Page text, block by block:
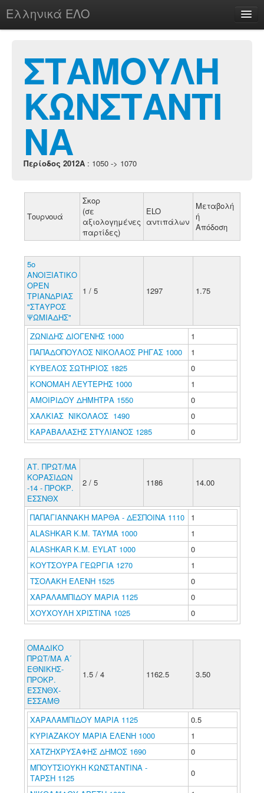
Ελληνικά ΕΛΟ
chesstu.be @ discord
Login
ΣΤΑΜΟΥΛΗ
ΚΩΝΣΤΑΝΤΙ
ΝΑ
Περίοδος 2012A : 1050 -> 1070
Τουρνουά
Σκορ
(σε
αξιολογημένες
παρτίδες)
ELO
αντιπάλων
Μεταβολή
ή
Απόδοση
5ο
ΑΝΟΙΞΙΑΤΙΚΟ
ΟΡΕΝ
ΤΡΙΑΝΔΡΙΑΣ
"ΣΤΑΥΡΟΣ
ΨΩΜΙΑΔΗΣ"
1 / 5 1297 1.75
ΖΩΝΙΔΗΣ ΔΙΟΓΕΝΗΣ 1000
1
ΠΑΠΑΔΟΠΟΥΛΟΣ ΝΙΚΟΛΑΟΣ ΡΗΓΑΣ 1000
1
ΚΥΒΕΛΟΣ ΣΩΤΗΡΙΟΣ 1825
0
ΚΟΝΟΜΑΗ ΛΕΥΤΕΡΗΣ 1000
1
ΑΜΟΙΡΙΔΟΥ ΔΗΜΗΤΡΑ 1550
0
ΧΑΛΚΙΑΣ ΝΙΚΟΛΑΟΣ 1490
0
ΚΑΡΑΒΑΛΑΣΗΣ ΣΤΥΛΙΑΝΟΣ 1285
0
ΑΤ. ΠΡΩΤ/ΜΑ
ΚΟΡΑΣΙΔΩΝ
-14 - ΠΡΟΚΡ.
ΕΣΣΝΘΧ
2 / 5 1186 14.00
ΠΑΠΑΓΙΑΝΝΑΚΗ ΜΑΡΘΑ - ΔΕΣΠΟΙΝΑ 1110
1
ALASHKAR K.M. TAYMA 1000
1
ALASHKAR K.M. EYLAT 1000
0
ΚΟΥΤΣΟΥΡΑ ΓΕΩΡΓΙΑ 1270
1
ΤΣΟΛΑΚΗ ΕΛΕΝΗ 1525
0
ΧΑΡΑΛΑΜΠΙΔΟΥ ΜΑΡΙΑ 1125
0
ΧΟΥΧΟΥΛΗ ΧΡΙΣΤΙΝΑ 1025
0
ΟΜΑΔΙΚΟ
ΠΡΩΤ/ΜΑ Α΄
ΕΘΝΙΚΗΣ-
ΠΡΟΚΡ.
ΕΣΣΝΘΧ-
ΕΣΣΑΜΘ
1.5 / 4 1162.5 3.50
ΧΑΡΑΛΑΜΠΙΔΟΥ ΜΑΡΙΑ 1125
0.5
ΚΥΡΙΑΖΑΚΟΥ ΜΑΡΙΑ ΕΛΕΝΗ 1000
1
ΧΑΤΖΗΧΡΥΣΑΦΗΣ ΔΗΜΟΣ 1690
0
ΜΠΟΥΤΣΙΟΥΚΗ ΚΩΝΣΤΑΝΤΙΝΑ -
ΤΑΡΣΗ 1125
0